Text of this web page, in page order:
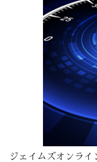
ジェイムズオンラ